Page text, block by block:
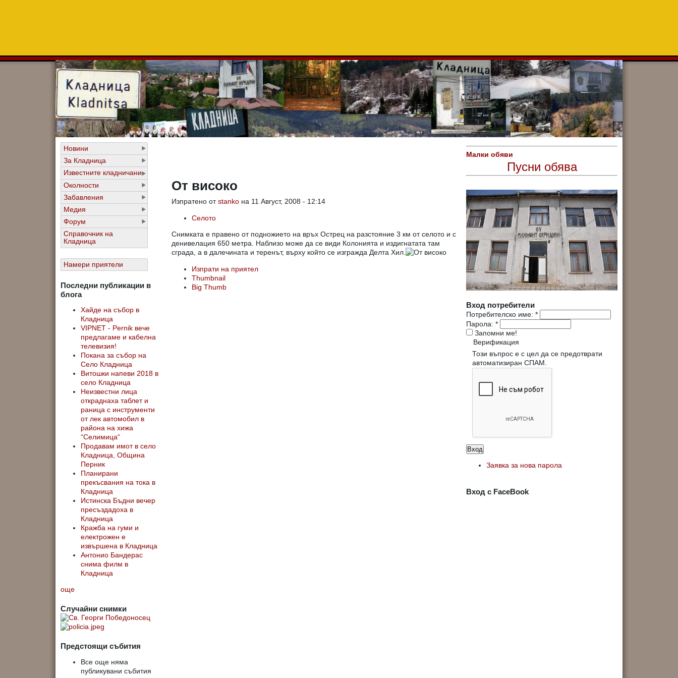
Новини
За Кладница
Известните кладничани
Околности
Забавления
Медия
Форум
Справочник на
Кладница
Намери приятели
Последни публикации в
блога
Хайде на събор в
Кладница
VIPNET - Pernik вече
предлагаме и кабелна
телевизия!
Покана за събор на
Село Кладница
Витошки напеви 2018 в
село Кладница
Неизвестни лица
откраднаха таблет и
раница с инструменти
от лек автомобил в
района на хижа
“Селимица“
Продавам имот в село
Кладница, Община
Перник
Планирани
прекъсвания на тока в
Кладница
Истинска Бъдни вечер
пресъздадоха в
Кладница
Кражба на гуми и
електрожен е
извършена в Кладница
Антонио Бандерас
снима филм в
Кладница
още
Случайни снимки
Предстоящи събития
Все още няма
публикувани събития
Малки обяви
Пусни обява
Вход потребители
Потребителско име: *
Парола: *
Запомни ме!
Верификация
Този въпрос е с цел да се предотврати
автоматизиран СПАМ.
Заявка за нова парола
Вход с FaceBook
От високо
Изпратено отstanko на 11 Август, 2008 - 12:14
Селото
Снимката е правено от подножието на връх Острец на разстояние 3 км от селото и с
денивелация 650 метра. Наблизо може да се види Колонията и издигнатата там
сграда, а в далечината и теренът, върху който се изгражда Делта Хил.
Изпрати на приятел
Thumbnail
Big Thumb